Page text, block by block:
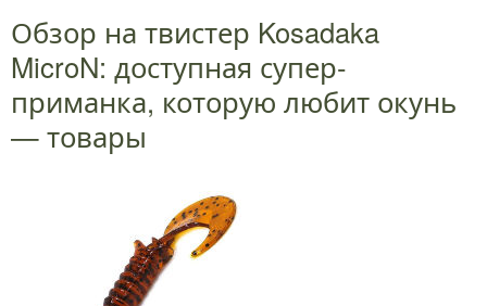
Обзор на твистер Kosadaka
MicroN: доступная супер-
приманка, которую любит окунь
— товары